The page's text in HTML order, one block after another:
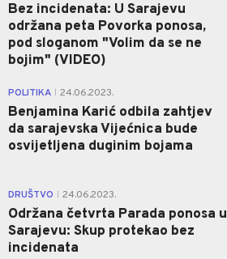
Bez incidenata: U Sarajevu
održana peta Povorka ponosa,
pod sloganom "Volim da se ne
bojim" (VIDEO)
POLITIKA 24.06.2023.
Benjamina Karić odbila zahtjev
da sarajevska Vijećnica bude
osvijetljena duginim bojama
DRUŠTVO 24.06.2023.
Održana četvrta Parada ponosa u
Sarajevu: Skup protekao bez
incidenata